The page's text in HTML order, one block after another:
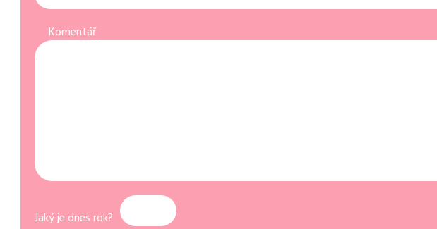
Komentář
Jaký je dnes rok?